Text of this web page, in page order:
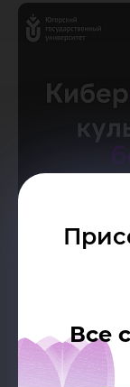
Все
Дата
Автор:
Пресс-